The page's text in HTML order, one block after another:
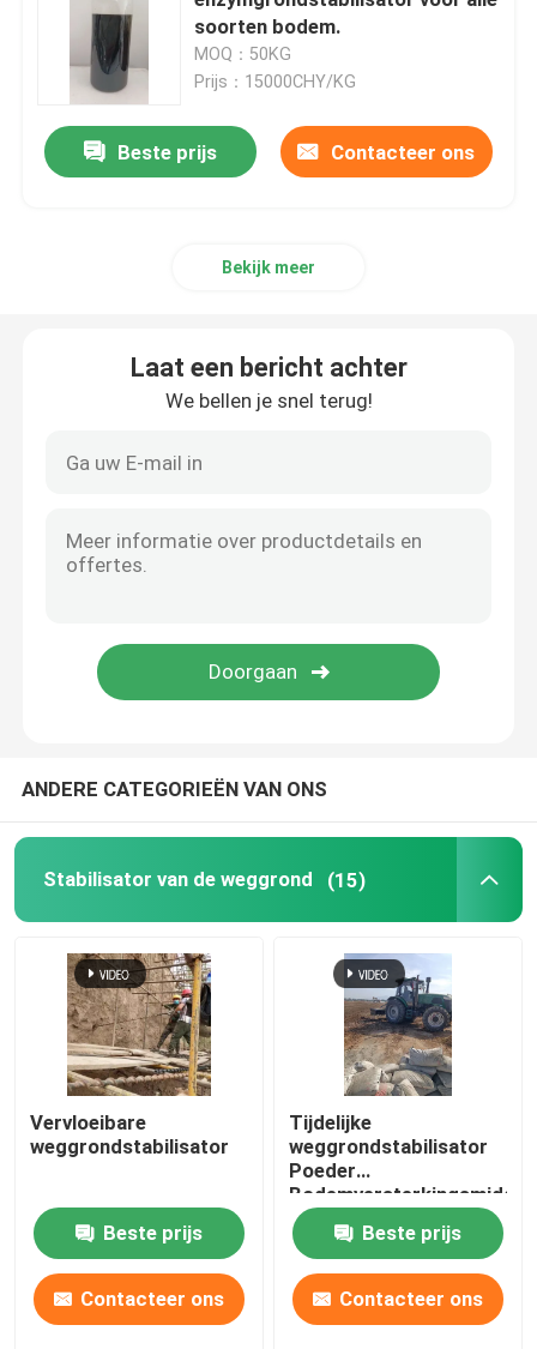
Versterking van slib
Vloeibare bodemstabilisator
Natriumsilicaat van waterglas
Waterhoudend middel
Natspuitmachine
soorten bodem.
MOQ：50KG
Prijs：15000CHY/KG
Beste prijs Contacteer ons
Bekijk meer
Laat een bericht achter
We bellen je snel terug!
ANDERE CATEGORIEËN VAN ONS
Stabilisator van de weggrond (15)
Vervloeibare
weggrondstabilisator
Beste prijs
Contacteer ons
Tijdelijke
weggrondstabilisator
Poeder
Bodemversterkingsmiddel
Parkeerterrein
Versterkingsmiddel
Beste prijs
Contacteer ons